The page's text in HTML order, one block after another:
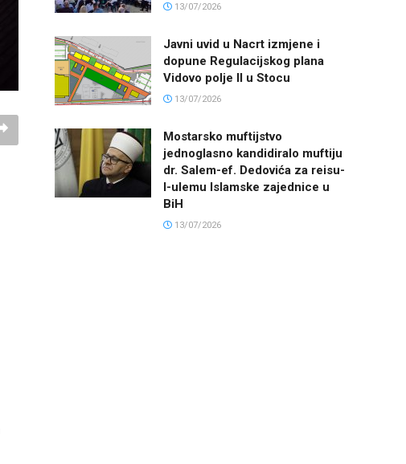
13/07/2026
Javni uvid u Nacrt izmjene i
dopune Regulacijskog plana
Vidovo polje II u Stocu
13/07/2026
Mostarsko muftijstvo
jednoglasno kandidiralo muftiju
dr. Salem-ef. Dedovića za reisu-
l-ulemu Islamske zajednice u
BiH
13/07/2026